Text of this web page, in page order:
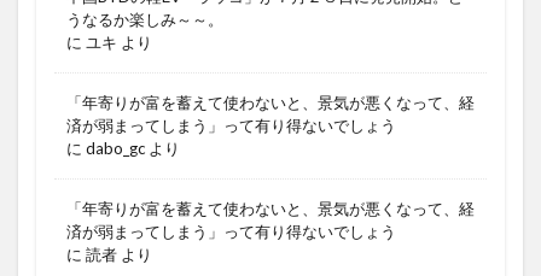
うなるか楽しみ～～。
に ユキ より
「年寄りが富を蓄えて使わないと、景気が悪くなって、経
済が弱まってしまう」って有り得ないでしょう
に dabo_gc より
「年寄りが富を蓄えて使わないと、景気が悪くなって、経
済が弱まってしまう」って有り得ないでしょう
に 読者 より